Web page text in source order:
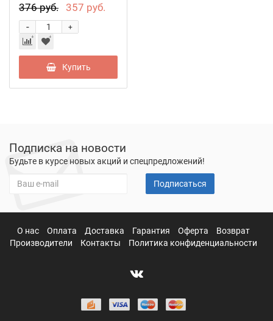
376 руб. 357 руб.
+
-
Купить
Подписка на новости
Будьте в курсе новых акций и спецпредложений!
Подписаться
О нас Оплата Доставка Гарантия Оферта
Возврат
Производители
Контакты Политика конфиденциальности